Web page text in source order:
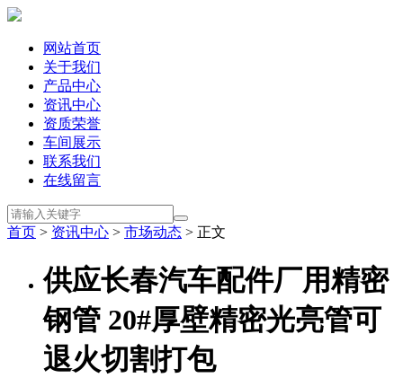
网站首页
关于我们
产品中心
资讯中心
资质荣誉
车间展示
联系我们
在线留言
首页 > 资讯中心 > 市场动态 > 正文
供应长春汽车配件厂用精密
钢管 20#厚壁精密光亮管可
退火切割打包